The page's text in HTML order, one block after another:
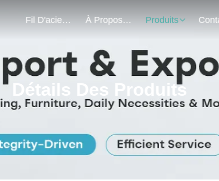
Fil D'acier À Faible Teneur En Carbone À Propos De Nous Produits
Détails Des Produits